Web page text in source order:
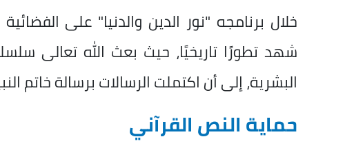
خلال برنامجه "نور الدين والدنيا" على
شهد تطورًا تاريخيًا، حيث بعث الله تعالى
البشرية، إلى أن اكتملت الرسالات برسالة خاتم
حماية النص القرآني